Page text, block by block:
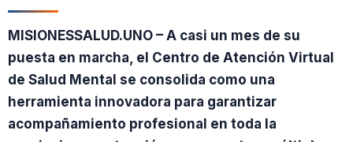
MISIONESSALUD.UNO – A casi un mes de su
puesta en marcha, el Centro de Atención Virtual
de Salud Mental se consolida como una
herramienta innovadora para garantizar
acompañamiento profesional en toda la